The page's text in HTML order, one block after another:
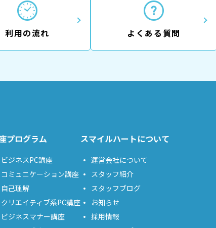
利用の流れ よくある質問
プログラム
ビジネスPC講座
コミュニケーション講座
自己理解
クリエイティブ系PC講座
ビジネスマナー講座
スマイルハートについて
運営会社について
スタッフ紹介
スタッフブログ
お知らせ
採用情報